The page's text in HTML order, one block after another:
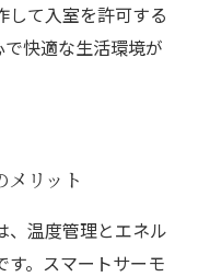
して入室を許可する
快適な生活環境が
リット
、温度管理とエネル
す。スマートサーモ